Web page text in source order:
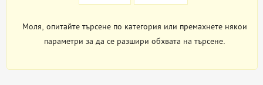
Моля, опитайте търсене по категория или премахнете някои
параметри за да се разшири обхвата на търсене.